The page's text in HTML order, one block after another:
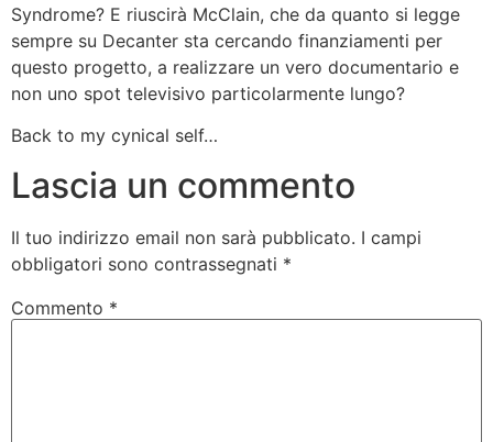
Syndrome? E riuscirà McClain, che da quanto si legge
sempre su Decanter sta cercando finanziamenti per
questo progetto, a realizzare un vero documentario e
non uno spot televisivo particolarmente lungo?
Back to my cynical self…
Lascia un commento
Il tuo indirizzo email non sarà pubblicato. I campi
obbligatori sono contrassegnati *
Commento *